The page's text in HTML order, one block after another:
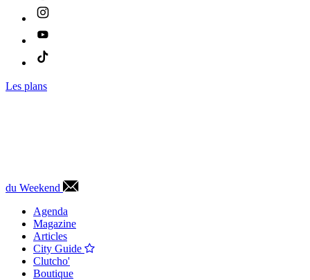
Les plans
du Weekend
Agenda
Magazine
Articles
City Guide
Clutcho'
Boutique